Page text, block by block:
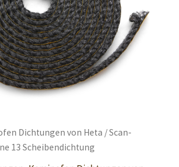
Dichtungen von Heta /Scan-
13 Scheibendichtung